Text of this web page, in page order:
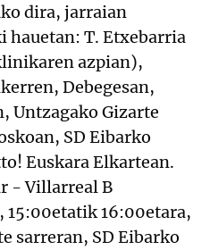
dira, jarraian
hauetan: T. Etxebarria
azpian),
Debegesan,
Untzagako Gizarte
SD Eibarko
Euskara Elkartean.
- Villarreal B
16:00etara,
sarreran, SD Eibarko